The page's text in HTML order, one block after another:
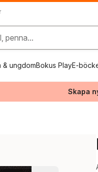
penna...
& ungdomBokus PlayE-
Skapa